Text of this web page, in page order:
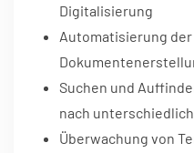
Digitalisierung
Automatisierung
Suchen und
nach
Überwachung von